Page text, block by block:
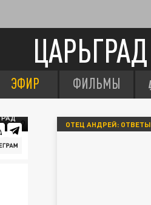
ЦАРЬГРАД
ЭФИР ФИЛЬМЫ
ОТЕЦ АНДРЕЙ: ОТВЕТЫ